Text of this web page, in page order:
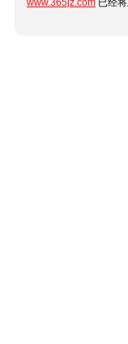
www.365jz.com 已经